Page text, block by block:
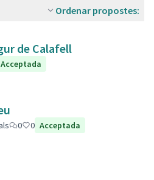
Ordenar propostes:
de Calafell
Acceptada
0 0 Acceptada